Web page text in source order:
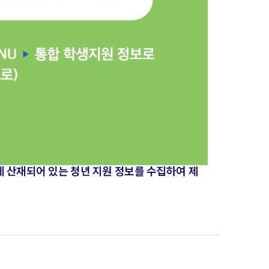
재되어 있는 청년 지원 정보를 수집하여 제